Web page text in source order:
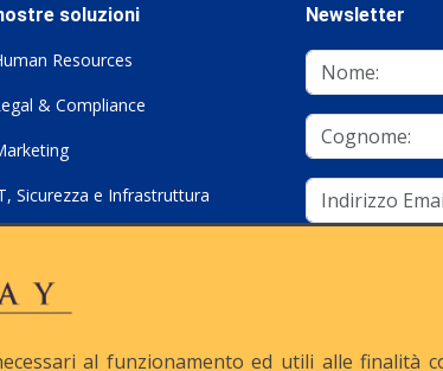
soluzioni
Resources
& Compliance
Sicurezza e Infrastruttura
Consulenza ICT e Licenze
Newsletter
al funzionamento ed utili alle finalità